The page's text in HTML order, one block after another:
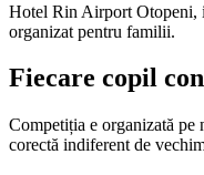
Hotel Rin Airport Otopeni,
organizat pentru familii.
Fiecare copil
Competiția e organizată pe
corectă indiferent de